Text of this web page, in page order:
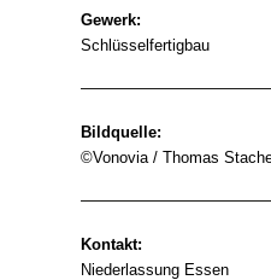
Gewerk:
Schlüsselfertigbau
Bildquelle:
©Vonovia / Thomas
Kontakt:
Niederlassung Essen